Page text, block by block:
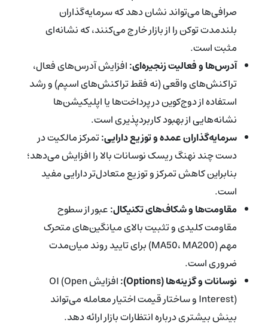
صرافی‌ها می‌تواند نشان دهد که سرمایه‌گذاران
بلندمدت توکن را از بازار خارج می‌کنند، که نشانه‌ای
مثبت است.
آدرس‌ها و فعالیت زنجیره‌ای:افزایش آدرس‌های فعال،
تراکنش‌های واقعی (نه فقط تراکنش‌های اسپم) و رشد
استفاده از دوج‌کوین در پرداخت‌ها یا اپلیکیشن‌ها
نشانه‌هایی از بهبود کاربردپذیری است.
سرمایه‌گذاران عمده و توزیع دارایی:تمرکز مالکیت در
دست چند نهنگ ریسک نوسانات بالا را افزایش می‌دهد؛
بنابراین کاهش تمرکز و توزیع متعادل‌تر دارایی مفید
است.
مقاومت‌ها و شکاف‌های تکنیکال:عبور از سطوح
مقاومت کلیدی و تثبیت بالای میانگین‌های متحرک
مهم (MA50، MA200) برای تایید روند میان‌مدت
ضروری است.
نوسانات و گزینه‌ها (Options):
افزایش OI (Open
Interest) و ساختار قیمت اختیار معامله می‌تواند
بینش بیشتری درباره انتظارات بازار ارائه دهد.